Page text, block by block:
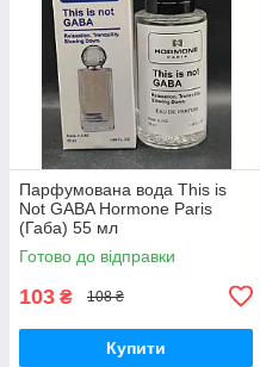
Парфумована вода This is
Not GABA Hormone Paris
(Габа) 55 мл
Готово до відправки
103 ₴ 108 ₴
Купити